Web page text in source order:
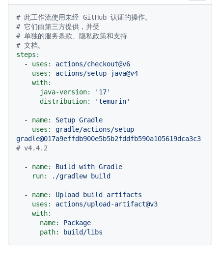
# 此工作流使用未经 GitHub 认证的操作。
# 它们由第三方提供，并受
# 单独的服务条款、隐私政策和支持
# 文档。
steps:
-
uses:
actions/checkout@v6
-
uses:
actions/setup-java@v4
with:
java-version:
'17'
distribution:
'temurin'
- name: Setup Gradle
uses:
gradle/actions/setup-
gradle@017a9effdb900e5b5b2fddfb590a105619dca3c3
# v4.4.2
- name: Build with Gradle
run:
./gradlew build
- name: Upload build
artifacts
uses:
actions/upload-artifact@v3
with:
name:
Package
path:
build/libs